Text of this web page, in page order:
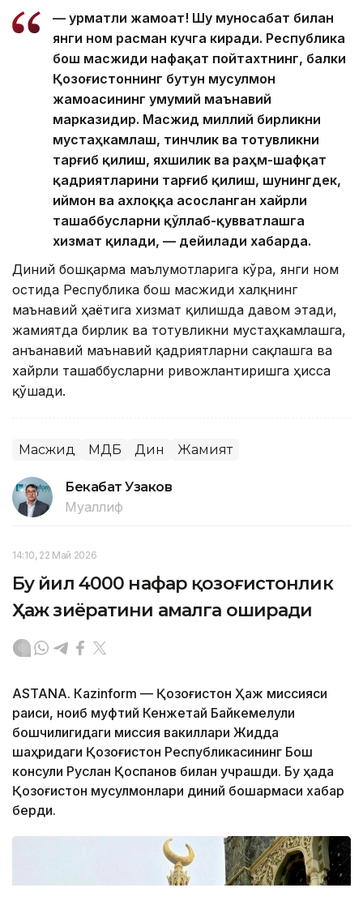
— Ҳурматли жамоат! Шу муносабат билан
янги ном расман кучга киради. Республика
бош масжиди нафақат пойтахтнинг, балки
Қозоғистоннинг бутун мусулмон
жамоасининг умумий маънавий
марказидир. Масжид миллий бирликни
мустаҳкамлаш, тинчлик ва тотувликни
тарғиб қилиш, яхшилик ва раҳм-шафқат
қадриятларини тарғиб қилиш, шунингдек,
иймон ва ахлоққа асосланган хайрли
ташаббусларни қўллаб-қувватлашга
хизмат қилади, — дейилади хабарда.
Диний бошқарма маълумотларига кўра, янги ном
остида Республика бош масжиди халқнинг
маънавий ҳаётига хизмат қилишда давом этади,
жамиятда бирлик ва тотувликни мустаҳкамлашга,
анъанавий маънавий қадриятларни сақлашга ва
хайрли ташаббусларни ривожлантиришга ҳисса
қўшади.
Масжид ҚМДБ Дин Жамият
Бекабат Узаков
Муаллиф
14:10, 22 Май 2026
Бу йил 4000 нафар қозоғистонлик
Ҳаж зиёратини амалга оширади
ASTANА. Кazinform — Қозоғистон Ҳаж миссияси
раиси, ноиб муфтий Кенжетай Байкемелули
бошчилигидаги миссия вакиллари Жидда
шаҳридаги Қозоғистон Республикасининг Бош
консули Руслан Қоспанов билан учрашди. Бу ҳақда
Қозоғистон мусулмонлари диний бошқармаси хабар
берди.